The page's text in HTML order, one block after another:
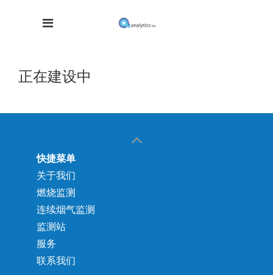
正在建设中
快捷菜单
关于我们
燃烧监测
连续烟气监测
监测站
服务
联系我们